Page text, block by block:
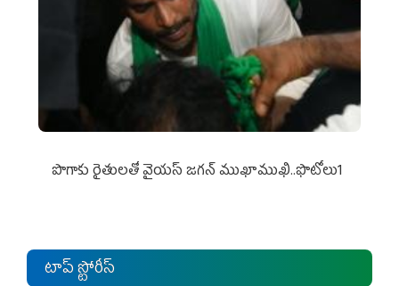
పొగాకు రైతుల‌తో వైయ‌స్ జ‌గ‌న్ ముఖాముఖి..ఫొటోలు1
టాప్ స్టోరీస్